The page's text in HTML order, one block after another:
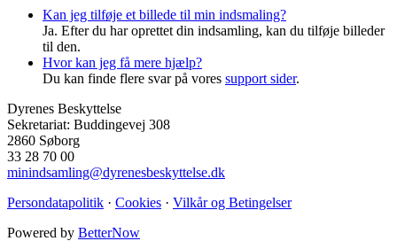
Kan jeg tilføje et billede til min indsmaling?
Ja. Efter du har oprettet din indsamling, kan du tilføje billeder
til den.
Hvor kan jeg få mere hjælp?
Du kan finde flere svar på vores support sider.
Dyrenes Beskyttelse
Sekretariat: Buddingevej 308
2860 Søborg
33 28 70 00
minindsamling@dyrenesbeskyttelse.dk
Persondatapolitik · Cookies · Vilkår og Betingelser
Powered by BetterNow